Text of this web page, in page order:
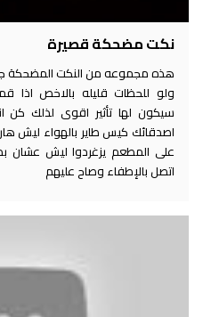
نكت مضحكة قصيرة
هذه مجموعه من النكت المضحكة
ولو للحظات قليله بالاخص اذا
سيكون لها تأثير اقوى لذلك
اصدقائك كيس طاير بالهواء ليش
على المطعم يزغردوا ليش عشان
اتصل بالإطفاء وصاح عليهم